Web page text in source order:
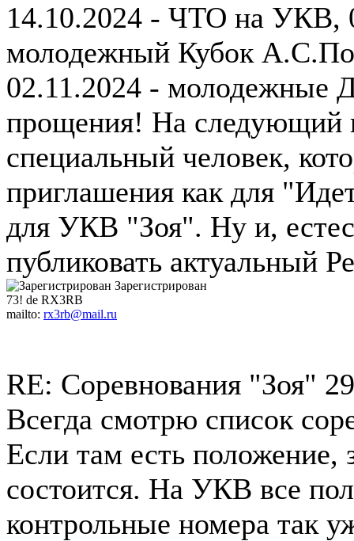
14.10.2024 - ЧТО на УКВ,
молодежный Кубок
02.11.2024 - молодежные
прощения! На следующий
специальный человек,
приглашения как для
для УКВ "Зоя". Ну и,
публиковать актуальный
Зарегистрирован
73! de RX3RB
mailto: rx3rb@mail.ru
RE: Соревнования "Зоя"
Всегда смотрю список
Если там есть положение,
состоится. На УКВ все
контрольные номера так